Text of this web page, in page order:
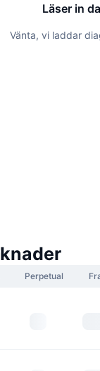
Läser in
Vänta, vi laddar
Perpetual